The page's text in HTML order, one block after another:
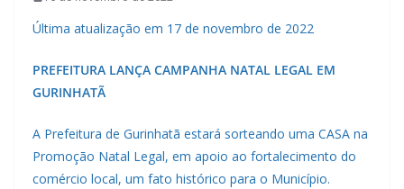
Última atualização em 17 de novembro de 2022
PREFEITURA LANÇA CAMPANHA NATAL LEGAL EM
GURINHATÃ
A Prefeitura de Gurinhatã estará sorteando uma CASA na
Promoção Natal Legal, em apoio ao fortalecimento do
comércio local, um fato histórico para o Município.